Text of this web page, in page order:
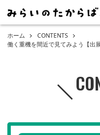
ホーム
CONTENTS
働く重機を間近で見てみよう【出